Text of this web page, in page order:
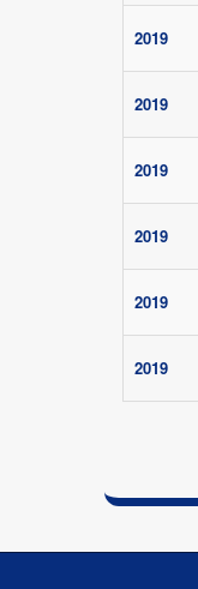
2019
2019
2019
2019
2019
2019